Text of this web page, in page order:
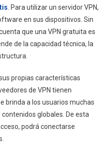
. Para utilizar un servidor VPN,
en sus dispositivos. Sin
que una VPN gratuita es
de la capacidad técnica, la
propias características
de VPN tienen
brinda a los usuarios muchas
globales. De esta
podrá conectarse